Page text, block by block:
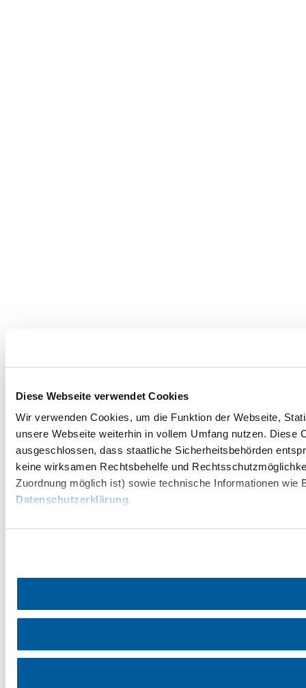
Diese Webseite verwendet Cookies
Wir verwenden Cookies, um die Funktion der Webseite,
unsere Webseite weiterhin in vollem Umfang nutzen.
ausgeschlossen, dass staatliche Sicherheitsbehörden
keine wirksamen Rechtsbehelfe und
Zuordnung möglich ist) sowie technische Informationen wie
Datenschutzerklärung.